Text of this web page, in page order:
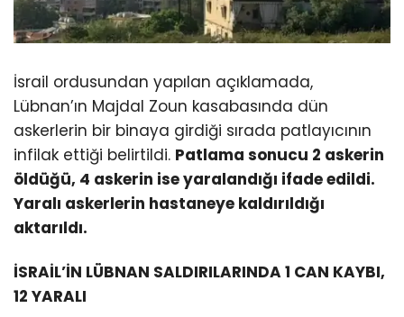
İsrail ordusundan yapılan açıklamada,
Lübnan’ın Majdal Zoun kasabasında dün
askerlerin bir binaya girdiği sırada patlayıcının
infilak ettiği belirtildi. Patlama sonucu 2 askerin
öldüğü, 4 askerin ise yaralandığı ifade edildi.
Yaralı askerlerin hastaneye kaldırıldığı
aktarıldı.
İSRAİL’İN LÜBNAN SALDIRILARINDA 1 CAN KAYBI,
12 YARALI